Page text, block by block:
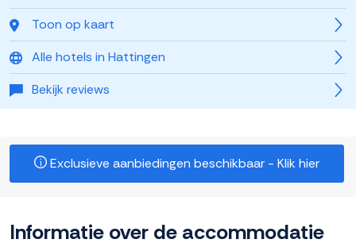
Toon op kaart
Alle hotels in Hattingen
Bekijk reviews
Exclusieve aanbiedingen beschikbaar - Klik hier
Informatie over de accommodatie